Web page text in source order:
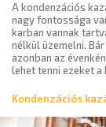
A kondenzációs
nagy fontossága
karban vannak
nélkül üzemelni.
azonban az
lehet tenni ezeket a
Kondenzációs